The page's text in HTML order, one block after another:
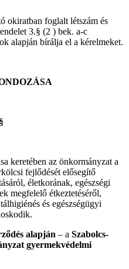
okiratban foglalt létszám és
3.§ (2 ) bek. a-c
alapján bírálja el a kérelmeket.
keretében az önkormányzat a
fejlődését elősegítő
életkorának, egészségi
megfelelő étkeztetéséről,
és egészségügyi
alapján – a Szabolcs-
gyermekvédelmi